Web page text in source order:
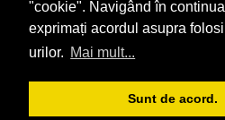
"cookie". Navigând în
exprimați acordul asupra
urilor. Mai mult...
Sunt de acord.